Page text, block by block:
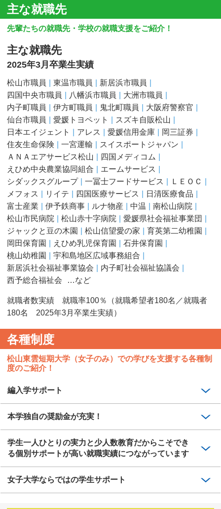
主な就職先
先輩たちの就職先・学校の就職支援をご紹介！
主な就職先
2025年3月卒業生実績
松山市職員 東温市職員
新居浜市職員
四国中央市職員
八幡浜市職員
大洲市職員
内子町職員
伊方町職員 鬼北町職員
大阪府警察官
仙台市職員
愛媛トヨペット
スズキ自販松山
日本エイジェント
アレス 愛媛信用金庫
岡三証券
住友生命保険
一宮運輸
スイスポートジャパン
ＡＮＡエアサービス松山
四国メディコム
えひめ中央農業協同組合
エームサービス
シダックスグループ
一冨士フードサービス
ＬＥＯＣ
メフォス
リイテ 四国医療サービス
日清医療食品
富士産業
伊予鉄商事 ルナ物産 中温
南松山病院
松山市民病院
松山赤十字病院
愛媛県社会福祉事業団
ジャックと豆の木園
松山信望愛の家
育英第二幼稚園
岡田保育園
えひめ乳児保育園
石井保育園
桃山幼稚園
宇和島地区広域事務組合
新居浜社会福祉事業協会
内子町社会福祉協議会
西予総合福祉会
…など
就職者数実績 就職率100％（就職希望者180名／就職者
180名 2025年3月卒業生実績）
各種制度
松山東雲短期大学（女子のみ）での学びを支援する各種制
度のご紹介！
編入学サポート
本学独自の奨励金が充実！
学生一人ひとりの実力と少人数教育だからこそでき
る個別サポートが高い就職実績につながっています
女子大学ならではの学生サポート